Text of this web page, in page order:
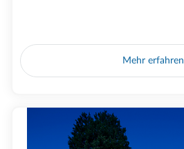
Mehr erfahren